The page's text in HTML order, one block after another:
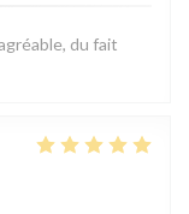
du fait